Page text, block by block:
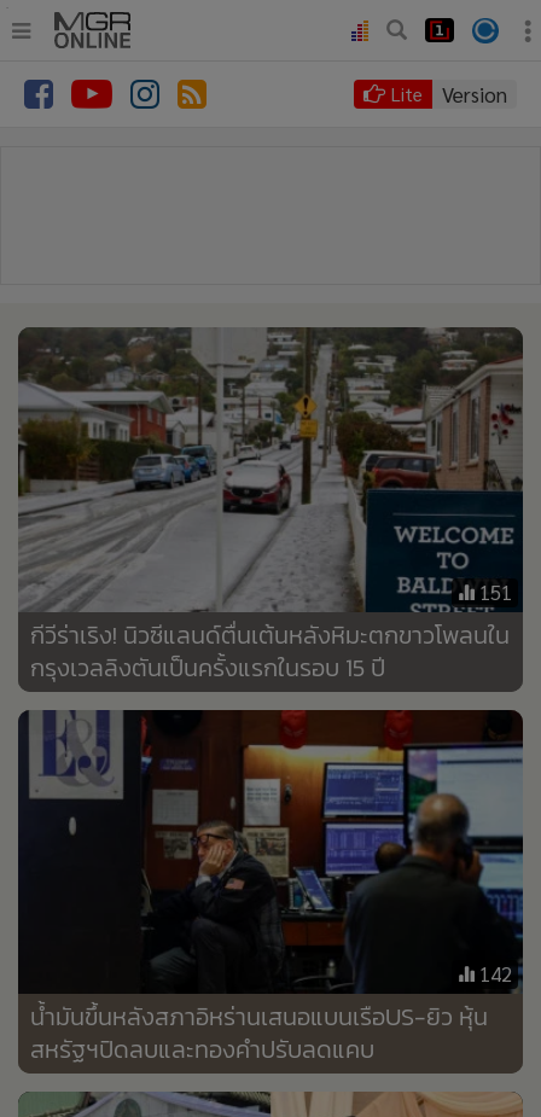
• หน้าหลัก
คอลัมนิสต์
• ละคร
• CbizReview
Cyber BIZ
• ผู้จัดกวน
• Good health & Well-being
• Green Innovation & SD
• Management & HR
MGR Live
• Infographic
•
การเมือง
ท่องเที่ยว
กีฬา
ต่างประเทศ
Special Scoop
เศรษฐกิจ-ธุรกิจ
• ชุมชน-คุณภาพชีวิต
อาชญากรรม
• Motoring
•
Lite Version
151
กีวีร่าเริง! นิวซีแลนด์ตื่นเต้นหลังหิมะตกขาวโพลนใน
กรุงเวลลิงตันเป็นครั้งแรกในรอบ 15 ปี
142
น้ำมันขึ้นหลังสภาอิหร่านเสนอแบนเรือUS-ยิว หุ้น
สหรัฐฯปิดลบและทองคำปรับลดแคบ